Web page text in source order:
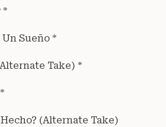
*
Sueño *
Take) *
Hecho? (Alternate Take)